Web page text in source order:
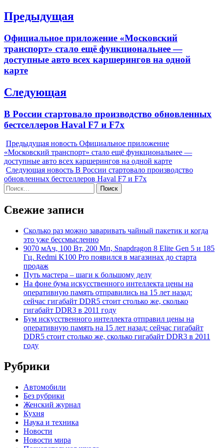
Навигация
записям
Предыдущая
Previous
post:
Официальное приложение «Московский
транспорт» стало ещё функциональнее —
доступные авто всех каршерингов на одной
карте
Следующая
Next
post:
В России стартовало производство обновленных
бестселлеров Haval F7 и F7x
Предыдущая новость Официальное приложение
«Московский транспорт» стало ещё функциональнее —
доступные авто всех каршерингов на одной карте
Следующая новость В России стартовало производство
обновленных бестселлеров Haval F7 и F7x
Найти:
Свежие записи
Сколько раз можно заваривать чайный пакетик и когда
это уже бессмысленно
9070 мАч, 100 Вт, 200 Мп, Snapdragon 8 Elite Gen 5 и 185
Гц. Redmi K100 Pro появился в магазинах до старта
продаж
Путь мастера – шаги к большому делу
На фоне бума искусственного интеллекта цены на
оперативную память отправились на 15 лет назад:
сейчас гигабайт DDR5 стоит столько же, сколько
гигабайт DDR3 в 2011 году
Бум искусственного интеллекта отправил цены на
оперативную память на 15 лет назад: сейчас гигабайт
DDR5 стоит столько же, сколько гигабайт DDR3 в 2011
году
Рубрики
Автомобили
Без рубрики
Женский журнал
Кухня
Наука и техника
Новости
Новости мира